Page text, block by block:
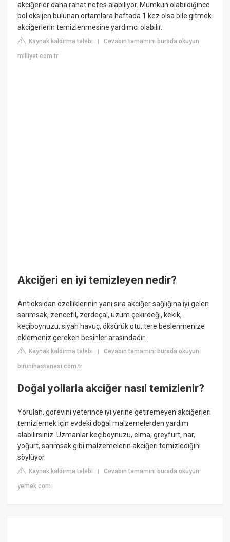
akciğerler daha rahat nefes alabiliyor. Mümkün olabildiğince
bol oksijen bulunan ortamlara haftada 1 kez olsa bile gitmek
akciğerlerin temizlenmesine yardımcı olabilir.
Kaynak kaldırma talebi |Cevabın tamamını burada okuyun:
milliyet.com.tr
Akciğeri en iyi temizleyen nedir?
Antioksidan özelliklerinin yanı sıra akciğer sağlığına iyi gelen
sarımsak, zencefil, zerdeçal, üzüm çekirdeği, kekik,
keçiboynuzu, siyah havuç, öksürük otu, tere beslenmenize
eklemeniz gereken besinler arasındadır.
Kaynak kaldırma talebi |Cevabın tamamını burada okuyun:
birunihastanesi.com.tr
Doğal yollarla akciğer nasıl temizlenir?
Yorulan, görevini yeterince iyi yerine getiremeyen akciğerleri
temizlemek için evdeki doğal malzemelerden yardım
alabilirsiniz. Uzmanlar keçiboynuzu, elma, greyfurt, nar,
yoğurt, sarımsak gibi malzemelerin akciğeri temizlediğini
söylüyor.
Kaynak kaldırma talebi |Cevabın tamamını burada okuyun:
yemek.com